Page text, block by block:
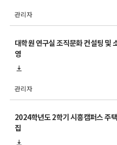
관리자
대학원 연구실 조직문화 컨설팅 및
영
관리자
2024학년도 2학기 시흥캠퍼스 주
집